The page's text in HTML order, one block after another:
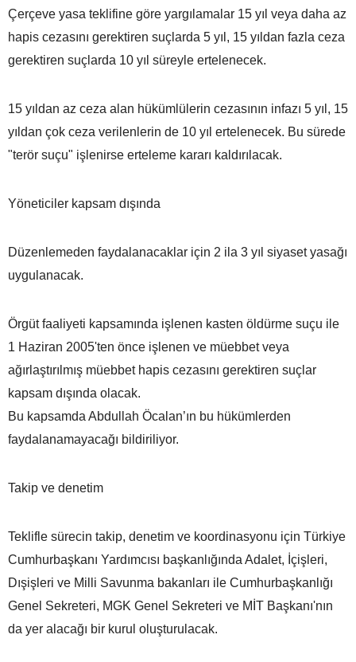
Çerçeve yasa teklifine göre yargılamalar 15 yıl veya daha az
hapis cezasını gerektiren suçlarda 5 yıl, 15 yıldan fazla ceza
gerektiren suçlarda 10 yıl süreyle ertelenecek.
15 yıldan az ceza alan hükümlülerin cezasının infazı 5 yıl, 15
yıldan çok ceza verilenlerin de 10 yıl ertelenecek. Bu sürede
"terör suçu" işlenirse erteleme kararı kaldırılacak.
Yöneticiler kapsam dışında
Düzenlemeden faydalanacaklar için 2 ila 3 yıl siyaset yasağı
uygulanacak.
Örgüt faaliyeti kapsamında işlenen kasten öldürme suçu ile
1 Haziran 2005'ten önce işlenen ve müebbet veya
ağırlaştırılmış müebbet hapis cezasını gerektiren suçlar
kapsam dışında olacak.
Bu kapsamda Abdullah Öcalan’ın bu hükümlerden
faydalanamayacağı bildiriliyor.
Takip ve denetim
Teklifle sürecin takip, denetim ve koordinasyonu için Türkiye
Cumhurbaşkanı Yardımcısı başkanlığında Adalet, İçişleri,
Dışişleri ve Milli Savunma bakanları ile Cumhurbaşkanlığı
Genel Sekreteri, MGK Genel Sekreteri ve MİT Başkanı'nın
da yer alacağı bir kurul oluşturulacak.